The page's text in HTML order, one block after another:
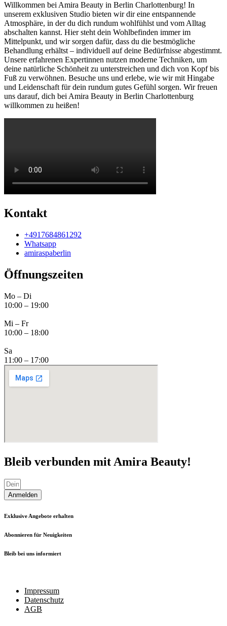
Willkommen bei Amira Beauty in Berlin Charlottenburg! In
unserem exklusiven Studio bieten wir dir eine entspannende
Atmosphäre, in der du dich rundum wohlfühlst und vom Alltag
abschalten kannst. Hier steht dein Wohlbefinden immer im
Mittelpunkt, und wir sorgen dafür, dass du die bestmögliche
Behandlung erhältst – individuell auf deine Bedürfnisse abgestimmt.
Unsere erfahrenen Expertinnen nutzen moderne Techniken, um
deine natürliche Schönheit zu unterstreichen und dich von Kopf bis
Fuß zu verwöhnen. Besuche uns und erlebe, wie wir mit Hingabe
und Leidenschaft für dein rundum gutes Gefühl sorgen. Wir freuen
uns darauf, dich bei Amira Beauty in Berlin Charlottenburg
willkommen zu heißen!
Kontakt
+4917684861292
Whatsapp
amiraspaberlin
Öffnungszeiten
Mo – Di
10:00 – 19:00
Mi – Fr
10:00 – 18:00
Sa
11:00 – 17:00
Bleib verbunden mit Amira Beauty!
Anmelden
Exklusive Angebote erhalten
Abonnieren für Neuigkeiten
Bleib bei uns informiert
Impressum
Datenschutz
AGB